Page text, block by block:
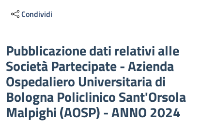
Condividi
Descrizione
Pubblicazione dati relativi alle
Società Partecipate - Azienda
Ospedaliero Universitaria di
Bologna Policlinico Sant'Orsola
Malpighi (AOSP) - ANNO 2024